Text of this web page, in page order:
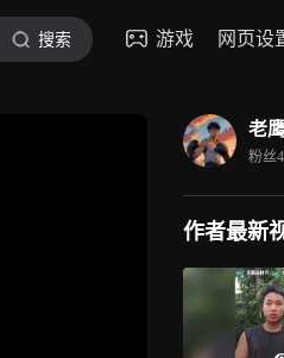
搜索 游戏 网页设
老
粉丝
作者最新